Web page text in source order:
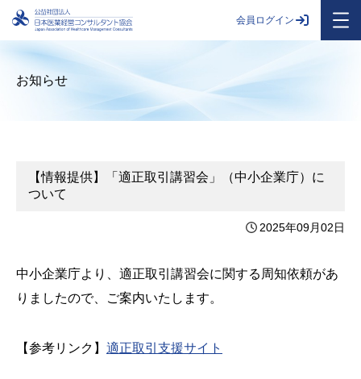
会員ログイン
お知らせ
【情報提供】「適正取引講習会」（中小企業庁）に
ついて
2025年09月02日
中小企業庁より、適正取引講習会に関する周知依頼があ
りましたので、ご案内いたします。
【参考リンク】 適正取引支援サイト